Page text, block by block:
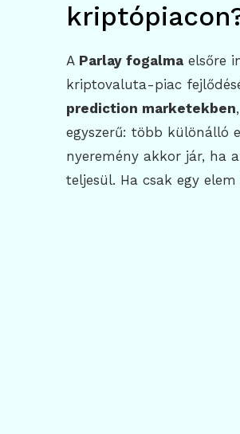
A Parlay fogalma elsőre
kriptovaluta-piac
prediction marketekben
egyszerű: több különálló
nyeremény akkor jár, ha
teljesül. Ha csak egy